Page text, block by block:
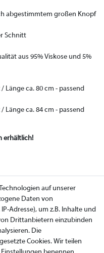
abgestimmtem großen Knopf
Schnitt
aus 95% Viskose und 5%
Länge ca. 80 cm - passend
Länge ca. 84 cm - passend
erhältlich!
auf unserer
Daten von
Adresse), um z.B. Inhalte und
Drittanbietern einzubinden
Die
Cookies. Wir teilen